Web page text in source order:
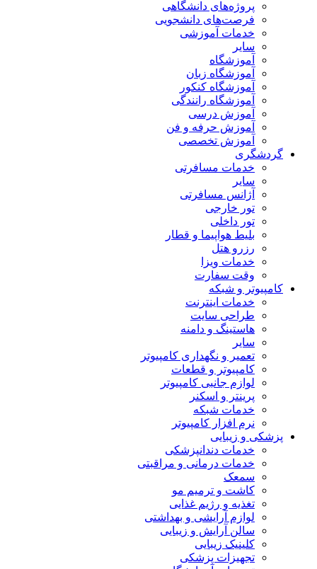
پروژه‌های دانشگاهی
فرصت‌های دانشجویی
خدمات آموزشی
سایر
آموزشگاه
آموزشگاه زبان
آموزشگاه کنکور
آموزشگاه رانندگی
آموزش درسی
آموزش حرفه و فن
آموزش تخصصی
گردشگری
خدمات مسافرتی
سایر
آژانس مسافرتی
تور خارجی
تور داخلی
بلیط هواپیما و قطار
رزرو هتل
خدمات ویزا
وقت سفارت
کامپیوتر و شبکه
خدمات اینترنت
طراحی سایت
هاستینگ و دامنه
سایر
تعمیر و نگهداری کامپیوتر
کامپیوتر و قطعات
لوازم جانبی کامپیوتر
پرینتر و اسکنر
خدمات شبکه
نرم افزار کامپیوتر
پزشکی و زیبایی
خدمات دندانپزشکی
خدمات درمانی و مراقبتی
سمعک
کاشت و ترمیم مو
تغذیه و رژیم غذایی
لوازم آرایشی و بهداشتی
سالن آرایش و زیبایی
کلینیک زیبایی
تجهیزات پزشکی